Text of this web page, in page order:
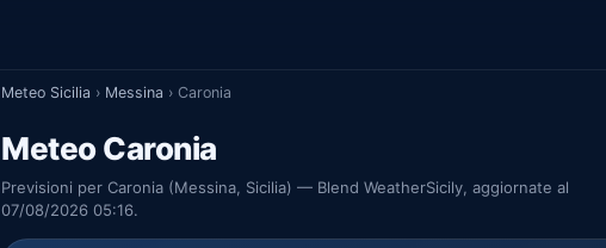
Meteo Sicilia › Messina › Caronia
Meteo Caronia
Previsioni per Caronia (Messina, Sicilia) — Blend WeatherSicily, aggiornate al
07/08/2026 05:16.